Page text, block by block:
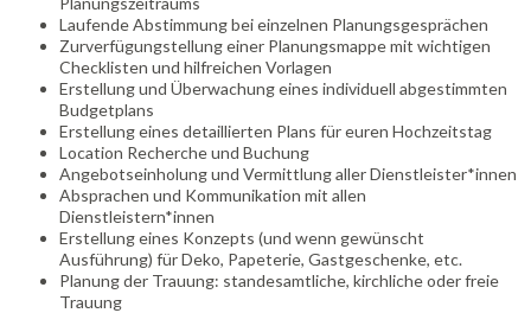
Laufende Abstimmung bei einzelnen Planungsgesprächen
Zurverfügungstellung einer Planungsmappe mit wichtigen
Checklisten und hilfreichen Vorlagen
Erstellung und Überwachung eines individuell abgestimmten
Budgetplans
Erstellung eines detaillierten Plans für euren Hochzeitstag
Location Recherche und Buchung
Angebotseinholung und Vermittlung aller Dienstleister*innen
Absprachen und Kommunikation mit allen
Dienstleistern*innen
Erstellung eines Konzepts (und wenn gewünscht
Ausführung) für Deko, Papeterie, Gastgeschenke, etc.
Planung der Trauung: standesamtliche, kirchliche oder freie
Trauung